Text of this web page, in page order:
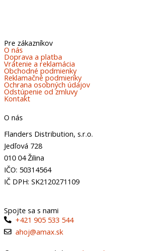
Pre zákazníkov
O nás
Doprava a platba
Vrátenie a reklamácia
Obchodné podmienky
Reklamačné podmienky
Ochrana osobných údajov
Odstúpenie od zmluvy
Kontakt
O nás
Flanders Distribution, s.r.o.
Jedľová 728
010 04 Žilina
IČO: 50314564
IČ DPH: SK2120271109
Spojte sa s nami
+421 905 533 544
ahoj@amax.sk